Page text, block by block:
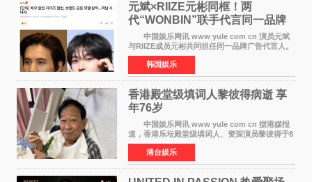
元斌×RIIZE元彬同框！两
代“WONBIN”联手代言同一品牌
颜值天花板合体
中国娱乐网讯 www yule com cn 演员元斌
与RIIZE成员元彬共同担任同一品牌广告代言人。
6日据独家报道，继演员元斌之后，RIIZE元彬最
近也被选为某在线中介平台A公司的共同广告代言
人，两人将作
韩国娱乐
香港殿堂级填词人黎彼得病逝 享
年76岁​
中国娱乐网讯 www yule com cn 据港媒报
道，香港乐坛殿堂级填词人、资深演员黎彼得于8
月5日上午因病离世，终年76岁。好友钟志光透
露，黎彼得今年3月中风后便卧床休养，身体机能
持续衰退，最
港台娱乐